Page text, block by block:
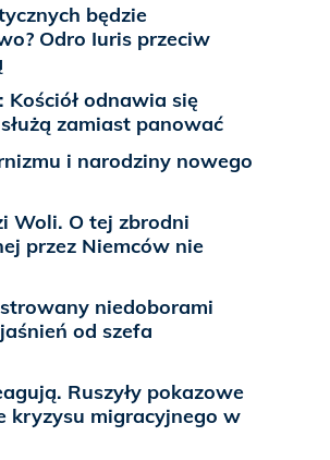
będzie
Odro Iuris przeciw
Kościół odnawia się
zamiast panować
i narodziny nowego
Woli. O tej zbrodni
przez Niemców nie
niedoborami
od szefa
Ruszyły pokazowe
kryzysu migracyjnego w